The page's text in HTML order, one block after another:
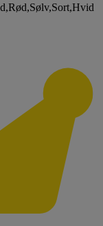
,Rød,Sølv,Sort,Hvid